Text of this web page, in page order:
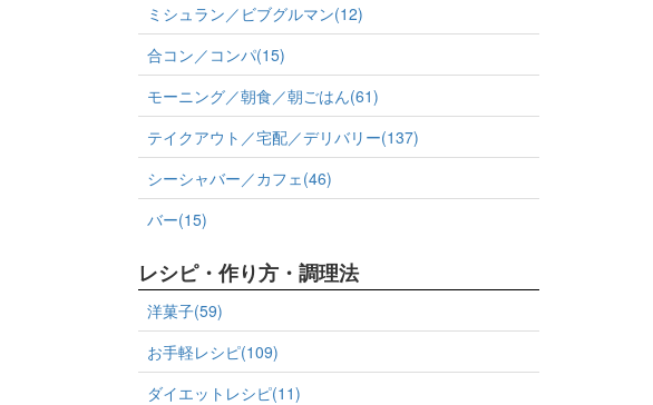
ミシュラン／ビブグルマン(12)
合コン／コンパ(15)
モーニング／朝食／朝ごはん(61)
テイクアウト／宅配／デリバリー(137)
シーシャバー／カフェ(46)
バー(15)
レシピ・作り方・調理法
洋菓子(59)
お手軽レシピ(109)
ダイエットレシピ(11)